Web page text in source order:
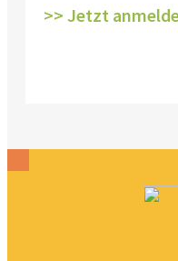
>> Jetzt